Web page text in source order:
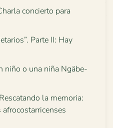
concierto para
Parte II: Hay
niño o una niña Ngäbe-
la memoria: